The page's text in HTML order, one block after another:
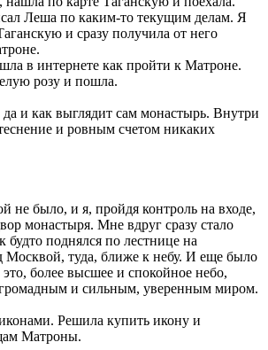
Леша по каким-то текущим делам. Я
и сразу получила от него
в интернете как пройти к Матроне.
розу и пошла.
да и как выглядит сам монастырь. Внутри
и ровным счетом никаких
не было, и я, пройдя контроль на входе,
монастыря. Мне вдруг сразу стало
будто поднялся по лестнице на
Москвой, туда, ближе к небу. И еще было
более высшее и спокойное небо,
и сильным, уверенным миром.
Решила купить икону и
Матроны.